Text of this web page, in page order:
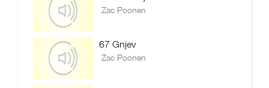
Zac Poonen
67 Gnjev
Zac Poonen